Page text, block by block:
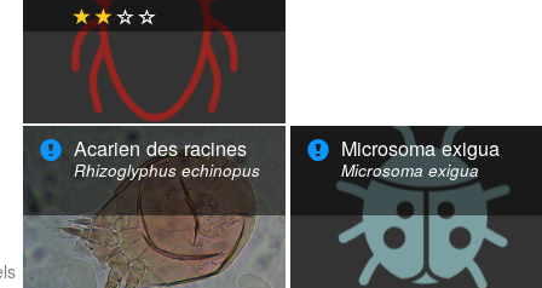
Acarien des racines
Rhizoglyphus echinopus
Microsoma exigua
Microsoma exigua